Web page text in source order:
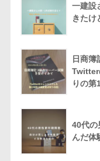
一建設
きたけ
日商簿
Twitter
りの第
40代の
んだ体